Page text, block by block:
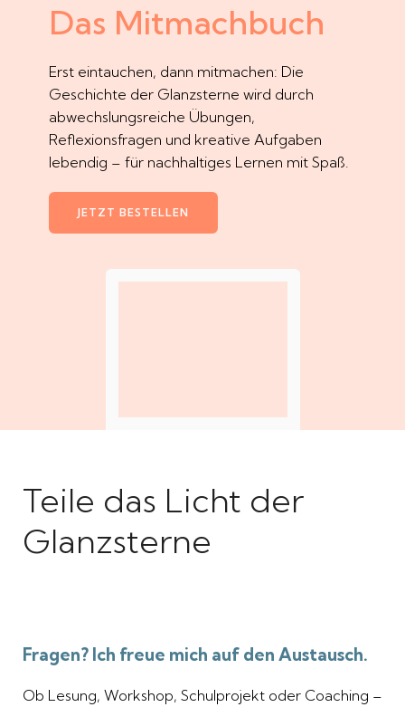
Das Mitmachbuch
Erst eintauchen, dann mitmachen: Die
Geschichte der Glanzsterne wird durch
abwechslungsreiche Übungen,
Reflexionsfragen und kreative Aufgaben
lebendig – für nachhaltiges Lernen mit Spaß.
JETZT BESTELLEN
Teile das Licht der
Glanzsterne
Fragen? Ich freue mich auf den Austausch.
Ob Lesung, Workshop, Schulprojekt oder Coaching –